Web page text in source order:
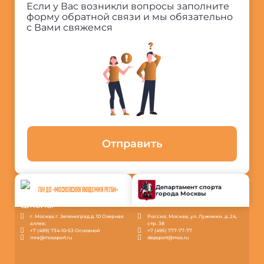
Если у Вас возникли вопросы заполните
форму обратной связи и мы обязательно
с Вами свяжемся
Отправить
ГБУ ДО «МОСКОВСКАЯ АКАДЕМИЯ РЕГБИ»
г. Москва г. Зеленоград д. 10 Озерная
аллея;
+7 (499) 734-10-53 Основной
mra@mossport.ru
Департамент спорта
города Москвы
Россия, Москва, ул. Лужники, д. 24,
стр. 38
+7 (495) 777-77-77
depsport@mos.ru